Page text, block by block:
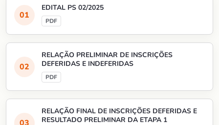
EDITAL PS 02/2025
RELAÇÃO PRELIMINAR DE INSCRIÇÕES
DEFERIDAS E INDEFERIDAS
RELAÇÃO FINAL DE INSCRIÇÕES DEFERIDAS E
RESULTADO PRELIMINAR DA ETAPA 1